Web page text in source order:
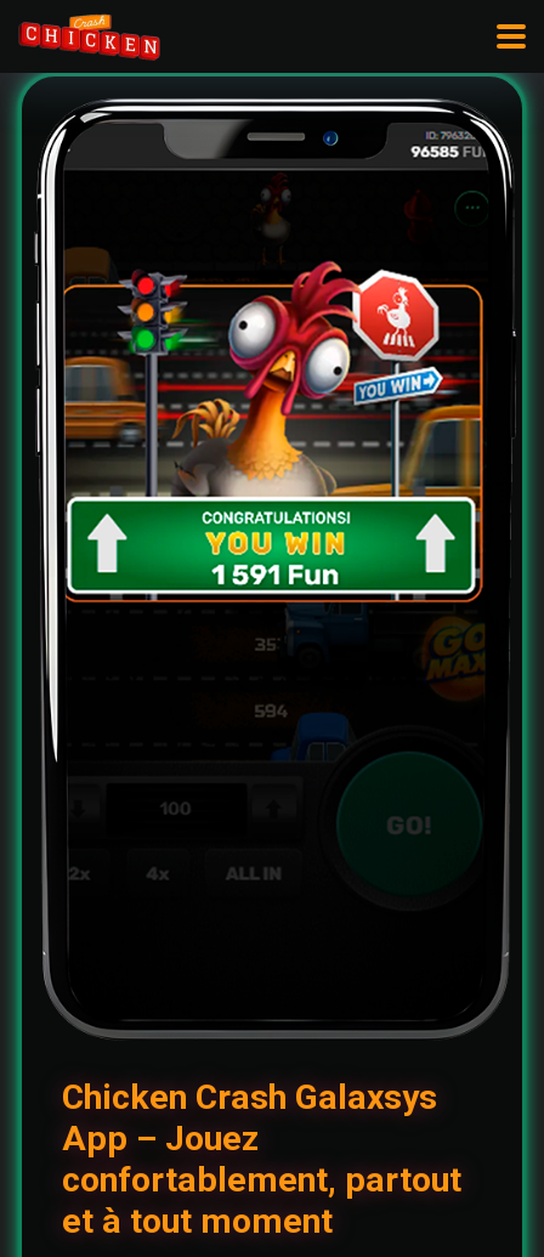
Chicken Crash Galaxsys
App – Jouez
confortablement, partout
et à tout moment